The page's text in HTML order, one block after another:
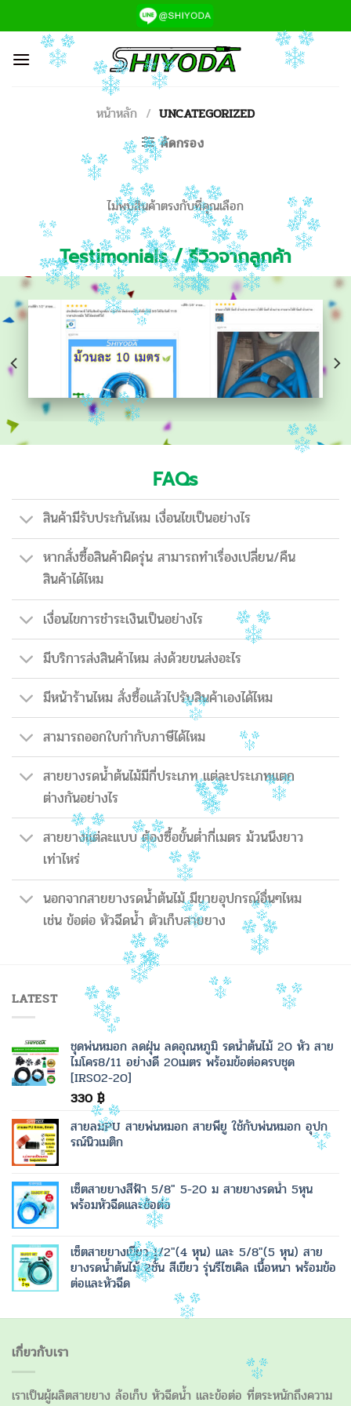
ไป
เนื้อหา
หน้าหลัก / UNCATEGORIZED
คัดกรอง
ไม่พบสินค้าตรงกับที่คุณเลือก
Testimonials / รีวิวจากลูกค้า
FAQs
สินค้ามีรับประกันไหม เงื่อนไขเป็นอย่างไร
หากสั่งซื้อสินค้าผิดรุ่น สามารถทำเรื่องเปลี่ยน/คืน
สินค้าได้ไหม
เงื่อนไขการชำระเงินเป็นอย่างไร
มีบริการส่งสินค้าไหม ส่งด้วยขนส่งอะไร
มีหน้าร้านไหม สั่งซื้อแล้วไปรับสินค้าเองได้ไหม
สามารถออกใบกำกับภาษีได้ไหม
สายยางรดน้ำต้นไม้มีกี่ประเภท แต่ละประเภทแตก
ต่างกันอย่างไร
สายยางแต่ละแบบ ต้องซื้อขั้นต่ำกี่เมตร ม้วนนึงยาว
เท่าไหร่
นอกจากสายยางรดน้ำต้นไม้ มีขายอุปกรณ์อื่นๆไหม
เช่น ข้อต่อ หัวฉีดน้ำ ตัวเก็บสายยาง
LATEST
ชุดพ่นหมอก ลดฝุ่น ลดอุณหภูมิ รดน้ำต้นไม้ 20 หัว สาย
ไมโคร8/11 อย่างดี 20เมตร พร้อมข้อต่อครบชุด
[IRS02-20]
330 ฿
สายลมPU สายพ่นหมอก สายพียู ใช้กับพ่นหมอก อุปก
รณ์นิวเมติก
เซ็ตสายยางสีฟ้า 5/8" 5-20 ม สายยางรดน้ำ 5หุน
พร้อมหัวฉีดและข้อต่อ
เซ็ตสายยางเขียว 1/2"(4 หุน) และ 5/8"(5 หุน) สาย
ยางรดน้ำต้นไม้ 2ชั้น สีเขียว รุ่นรีไซเคิล เนื้อหนา พร้อมข้อ
ต่อและหัวฉีด
เกี่ยวกับเรา
เราเป็นผู้ผลิตสายยาง ล้อเก็บ หัวฉีดน้ำ และข้อต่อ ที่ตระหนักถึงความ